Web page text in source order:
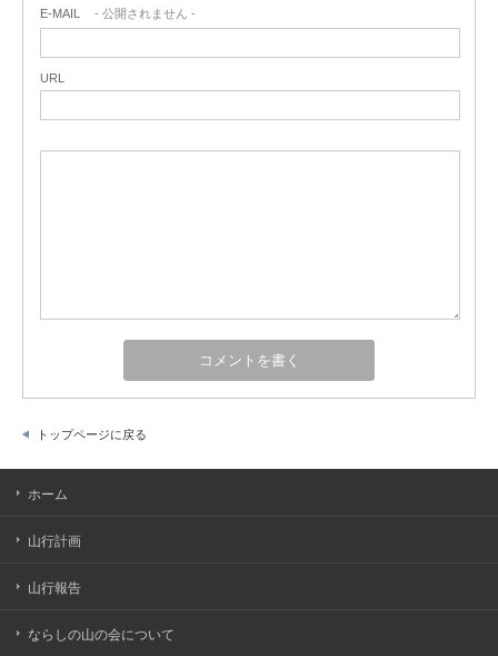
E-MAIL - 公開されません -
URL
トップページに戻る
ホーム
山行計画
山行報告
ならしの山の会について